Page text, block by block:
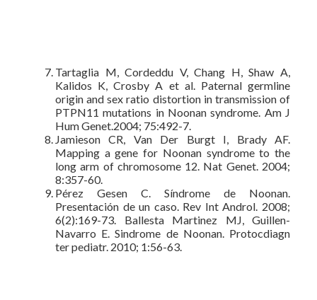
Tartaglia M, Cordeddu V, Chang H, Shaw A,
Kalidos K, Crosby A et al. Paternal germline
origin and sex ratio distortion in transmission of
PTPN11 mutations in Noonan syndrome. Am J
Hum Genet.2004; 75:492-7.
Jamieson CR, Van Der Burgt I, Brady AF.
Mapping a gene for Noonan syndrome to the
long arm of chromosome 12. Nat Genet. 2004;
8:357-60.
Pérez Gesen C. Síndrome de Noonan.
Presentación de un caso. Rev Int Androl. 2008;
6(2):169-73. Ballesta Martinez MJ, Guillen-
Navarro E. Sindrome de Noonan. Protocdiagn
ter pediatr. 2010; 1:56-63.